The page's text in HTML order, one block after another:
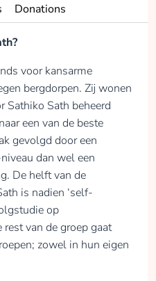
Donations
voor kansarme
bergdorpen. Zij wonen
Sathiko Sath beheerd
een van de beste
gevolgd door een
dan wel een
De helft van de
is nadien ‘self-
op
van de groep gaat
zowel in hun eigen